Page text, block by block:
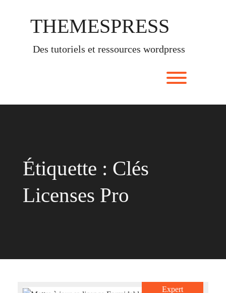
THEMESPRESS
des tutoriels et ressources wordpress
Étiquette : Clés
Licenses Pro
Expert